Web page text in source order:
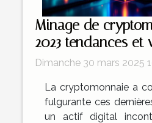
Minage de
2023 tendances et
Dimanche 30 mars 2025
La cryptomonnaie a
fulgurante ces
un actif digital